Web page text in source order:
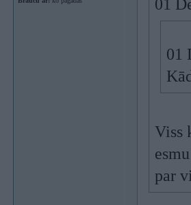
01
01
Viss
par